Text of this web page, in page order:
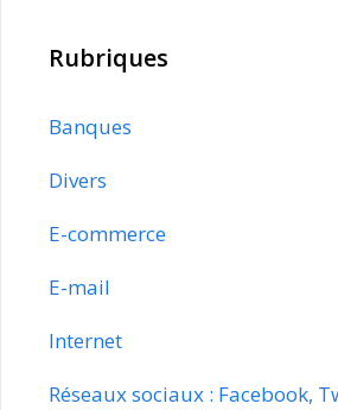
Rubriques
Banques
Divers
E-commerce
E-mail
Internet
Réseaux sociaux : Facebook,